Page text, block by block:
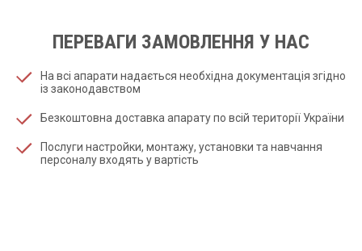
ПЕРЕВАГИ ЗАМОВЛЕННЯ У НАС
На всі апарати надається необхідна документація згідно
із законодавством
Безкоштовна доставка апарату по всій території України
Послуги настройки, монтажу, установки та навчання
персоналу входять у вартість